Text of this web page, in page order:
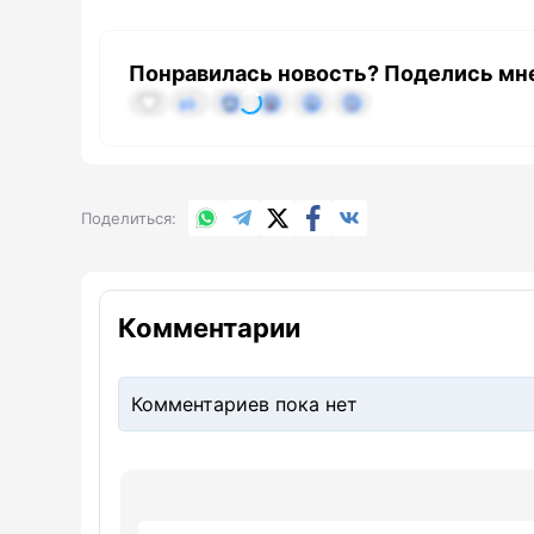
Понравилась новость? Поделись
Поделиться WhatsApp
TelegramX.comFacebook
Комментарии
Комментариев пока нет